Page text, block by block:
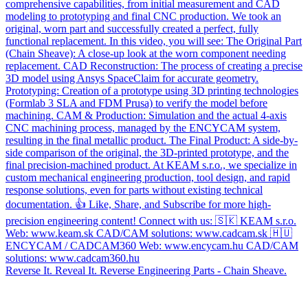
Reverse It. Reveal It. Reverse Engineering Parts - Chain Sheave.